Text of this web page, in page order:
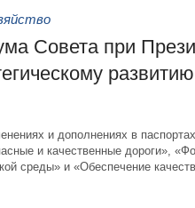
Совета при
и дополнениях в
и качественные дороги»,
среды» и «Обеспечение